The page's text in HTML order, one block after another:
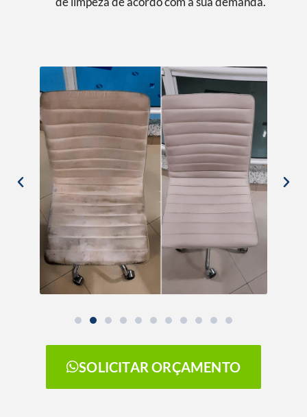
SOLICITAR ORÇAMENTO